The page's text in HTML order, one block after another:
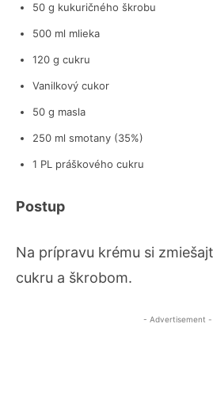
50 g kukuričného škrobu
500 ml mlieka
120 g cukru
Vanilkový cukor
50 g masla
250 ml smotany (35%)
1 PL práškového cukru
Postup
Na prípravu krému si
cukru a škrobom.
- Advertisement -